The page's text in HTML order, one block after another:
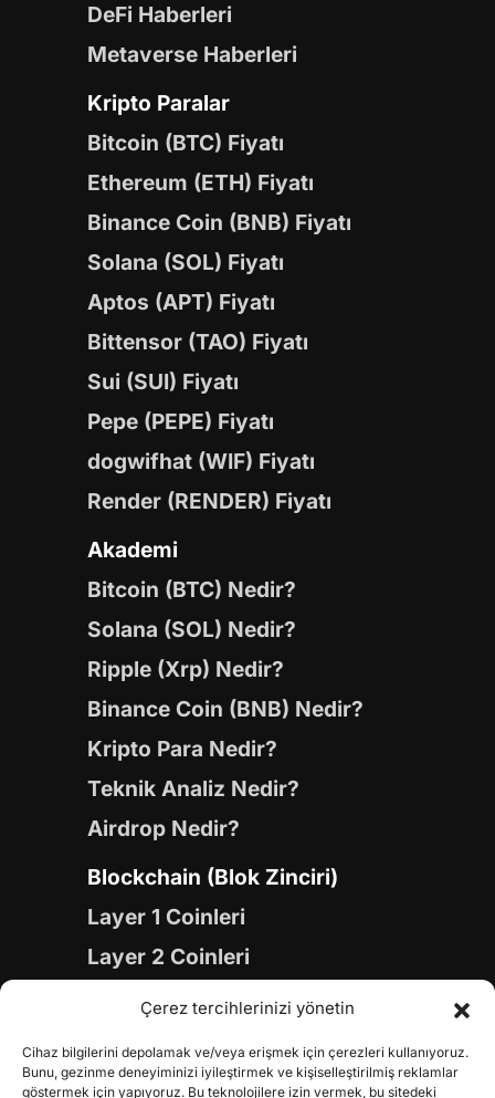
Çerez tercihlerinizi yönetin
Cihaz bilgilerini depolamak ve/veya erişmek için çerezleri kullanıyoruz.
Bunu, gezinme deneyiminizi iyileştirmek ve kişiselleştirilmiş reklamlar
göstermek için yapıyoruz. Bu teknolojilere izin vermek, bu sitedeki
DeFi Haberleri
Metaverse Haberleri
Kripto Paralar
Bitcoin (BTC) Fiyatı
Ethereum (ETH) Fiyatı
Binance Coin (BNB) Fiyatı
Solana (SOL) Fiyatı
Aptos (APT) Fiyatı
Bittensor (TAO) Fiyatı
Sui (SUI) Fiyatı
Pepe (PEPE) Fiyatı
dogwifhat (WIF) Fiyatı
Render (RENDER) Fiyatı
Akademi
Bitcoin (BTC) Nedir?
Solana (SOL) Nedir?
Ripple (Xrp) Nedir?
Binance Coin (BNB) Nedir?
Kripto Para Nedir?
Teknik Analiz Nedir?
Airdrop Nedir?
Blockchain (Blok Zinciri)
Layer 1 Coinleri
Layer 2 Coinleri
Yapay Zeka (AI) Coinleri
Gaming Coinleri